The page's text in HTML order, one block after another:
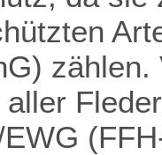
aller